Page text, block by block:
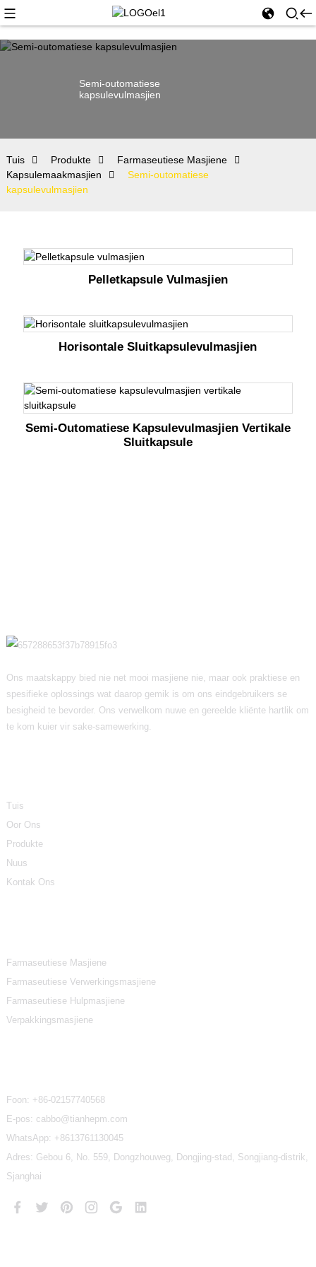
Semi-outomatiese
kapsulevulmasjien
Tuis Produkte
Farmaseutiese Masjiene
Kapsulemaakmasjien
Semi-outomatiese
kapsulevulmasjien
Pelletkapsule Vulmasjien
Horisontale Sluitkapsulevulmasjien
Semi-Outomatiese Kapsulevulmasjien Vertikale
Sluitkapsule
Ons maatskappy bied nie net mooi masjiene nie, maar ook praktiese en
spesifieke oplossings wat daarop gemik is om ons eindgebruikers se
besigheid te bevorder. Ons verwelkom nuwe en gereelde kliënte hartlik om
te kom kuier vir sake-samewerking.
Tuis
Oor Ons
Produkte
Nuus
Kontak Ons
Farmaseutiese Masjiene
Farmaseutiese Verwerkingsmasjiene
Farmaseutiese Hulpmasjiene
Verpakkingsmasjiene
Foon: +86-02157740568
E-pos: cabbo@tianhepm.com
WhatsApp: +8613761130045
Adres: Gebou 6, No. 559, Dongzhouweg, Dongjing-stad, Songjiang-distrik,
Sjanghai